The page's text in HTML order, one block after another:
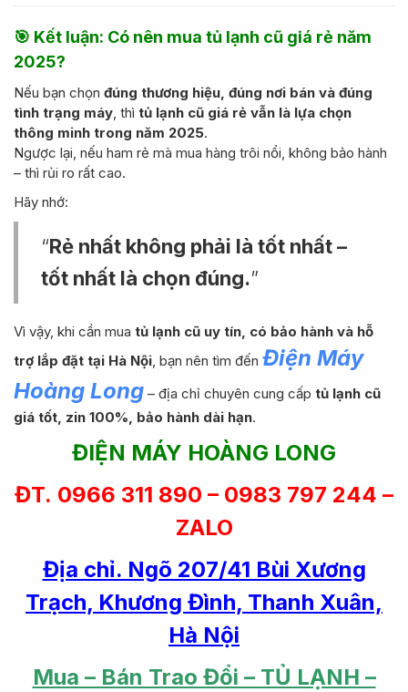
🎯 Kết luận: Có nên mua tủ lạnh cũ giá rẻ năm
2025?
Nếu bạn chọn đúng thương hiệu, đúng nơi bán và đúng
tình trạng máy, thì tủ lạnh cũ giá rẻ vẫn là lựa chọn
thông minh trong năm 2025.
Ngược lại, nếu ham rẻ mà mua hàng trôi nổi, không bảo hành
– thì rủi ro rất cao.
Hãy nhớ:
“Rẻ nhất không phải là tốt nhất –
tốt nhất là chọn đúng.”
Vì vậy, khi cần mua tủ lạnh cũ uy tín, có bảo hành và hỗ
trợ lắp đặt tại Hà Nội, bạn nên tìm đến Điện Máy
Hoàng Long – địa chỉ chuyên cung cấp tủ lạnh cũ
giá tốt, zin 100%, bảo hành dài hạn.
ĐIỆN MÁY HOÀNG LONG
ĐT. 0966 311 890 – 0983 797 244 –
ZALO
Địa chỉ. Ngõ 207/41 Bùi Xương
Trạch, Khương Đình, Thanh Xuân,
Hà Nội
Mua – Bán Trao Đổi – TỦ LẠNH –